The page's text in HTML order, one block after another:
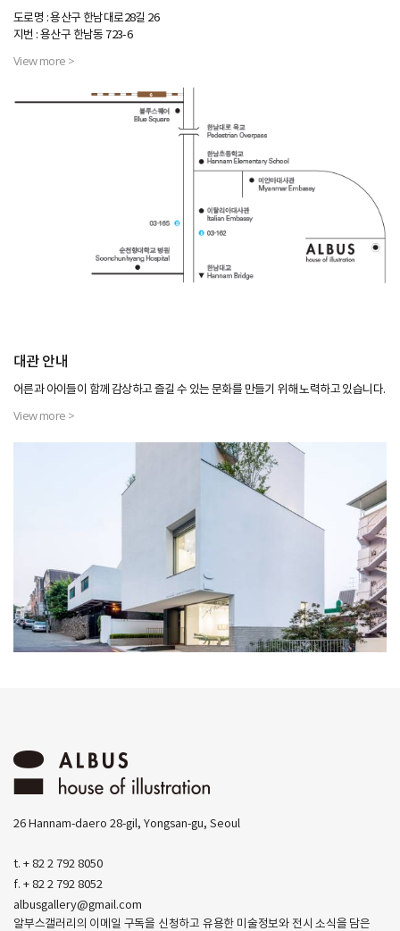
도로명 : 용산구 한남대로28길 26
지번 : 용산구 한남동 723-6
View more >
대관 안내
어른과 아이들이 함께 감상하고 즐길 수 있는 문화를 만들기 위해 노력하고 있습니다.
View more >
26 Hannam-daero 28-gil, Yongsan-gu, Seoul
t. + 82 2 792 8050
f. + 82 2 792 8052
albusgallery@gmail.com
알부스갤러리의 이메일 구독을 신청하고 유용한 미술정보와 전시 소식을 담은